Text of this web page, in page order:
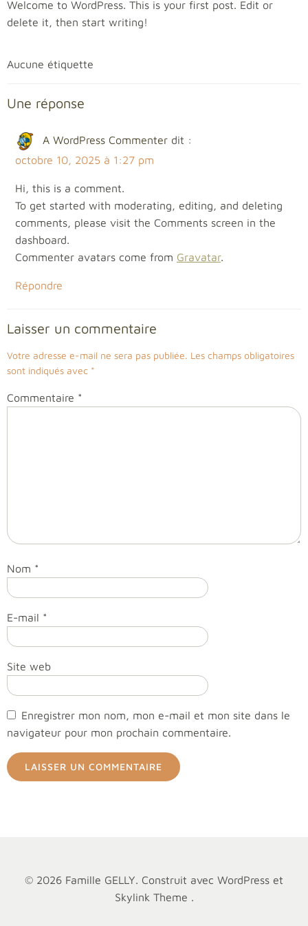
Welcome to WordPress. This is your first post. Edit or
delete it, then start writing!
Aucune étiquette
Une réponse
A WordPress Commenter dit :
octobre 10, 2025 à 1:27 pm
Hi, this is a comment.
To get started with moderating, editing, and deleting
comments, please visit the Comments screen in the
dashboard.
Commenter avatars come from Gravatar.
Répondre
Laisser un commentaire
Votre adresse e-mail ne sera pas publiée. Les champs obligatoires
sont indiqués avec *
Commentaire *
Nom *
E-mail *
Site web
Enregistrer mon nom, mon e-mail et mon site dans le
navigateur pour mon prochain commentaire.
© 2026 Famille GELLY. Construit avec WordPress et
Skylink Theme .